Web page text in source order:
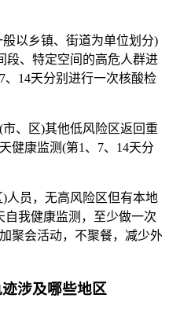
以乡镇、街道为单位划分)
段、特定空间的高危人群进
、14天分别进行一次核酸检
、区)其他低风险区返回重
健康监测(第1、7、14天分
人员，无高风险区但有本地
我健康监测，至少做一次
聚会活动，不聚餐，减少外
涉及哪些地区